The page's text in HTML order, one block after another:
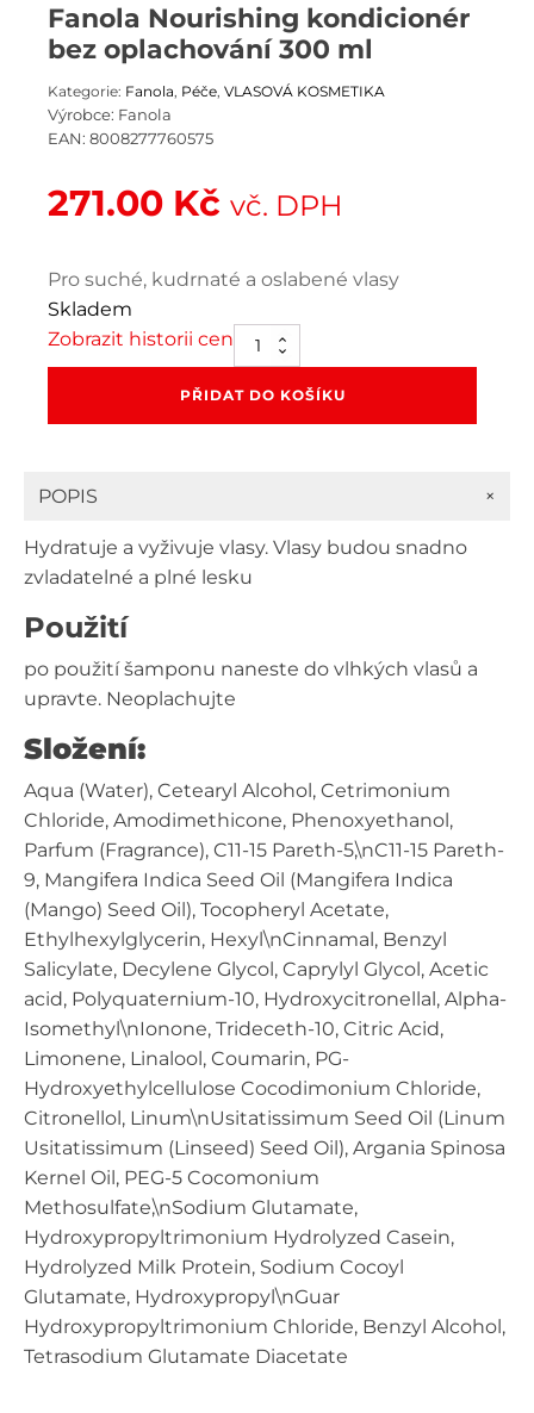
Fanola Nourishing kondicionér
bez oplachování 300 ml
Kategorie: Fanola Péče VLASOVÁ KOSMETIKA
Výrobce: Fanola
EAN: 8008277760575
271.00 Kč vč. DPH
Pro suché, kudrnaté a oslabené vlasy
Skladem
Zobrazit historii cen Fanola
Nourishing
kondicionér
PŘIDAT DO KOŠÍKU
POPIS +
Hydratuje a vyživuje vlasy. Vlasy budou snadno
zvladatelné a plné lesku
Použití
po použití šamponu naneste do vlhkých vlasů a
upravte. Neoplachujte
Složení:
Aqua (Water), Cetearyl Alcohol, Cetrimonium
Chloride, Amodimethicone, Phenoxyethanol,
Parfum (Fragrance), C11-15 Pareth-5,\nC11-15 Pareth-
9, Mangifera Indica Seed Oil (Mangifera Indica
(Mango) Seed Oil), Tocopheryl Acetate,
Ethylhexylglycerin, Hexyl\nCinnamal, Benzyl
Salicylate, Decylene Glycol, Caprylyl Glycol, Acetic
acid, Polyquaternium-10, Hydroxycitronellal, Alpha-
Isomethyl\nIonone, Trideceth-10, Citric Acid,
Limonene, Linalool, Coumarin, PG-
Hydroxyethylcellulose Cocodimonium Chloride,
Citronellol, Linum\nUsitatissimum Seed Oil (Linum
Usitatissimum (Linseed) Seed Oil), Argania Spinosa
Kernel Oil, PEG-5 Cocomonium
Methosulfate,\nSodium Glutamate,
Hydroxypropyltrimonium Hydrolyzed Casein,
Hydrolyzed Milk Protein, Sodium Cocoyl
Glutamate, Hydroxypropyl\nGuar
Hydroxypropyltrimonium Chloride, Benzyl Alcohol,
Tetrasodium Glutamate Diacetate